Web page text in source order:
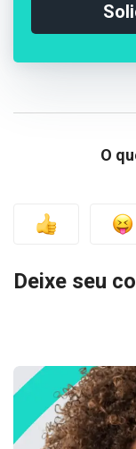
O
Deixe seu